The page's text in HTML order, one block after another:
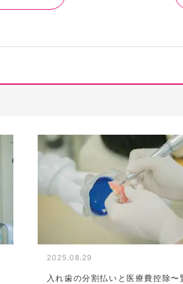
2025.08.29
入れ歯の分割払いと医療費控除〜